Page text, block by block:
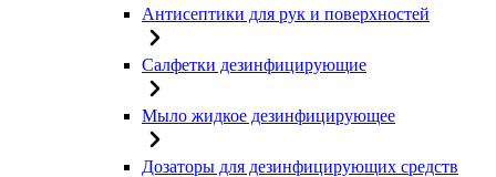
Антисептики для рук и поверхностей
Салфетки дезинфицирующие
Мыло жидкое дезинфицирующее
Дозаторы для дезинфицирующих средств